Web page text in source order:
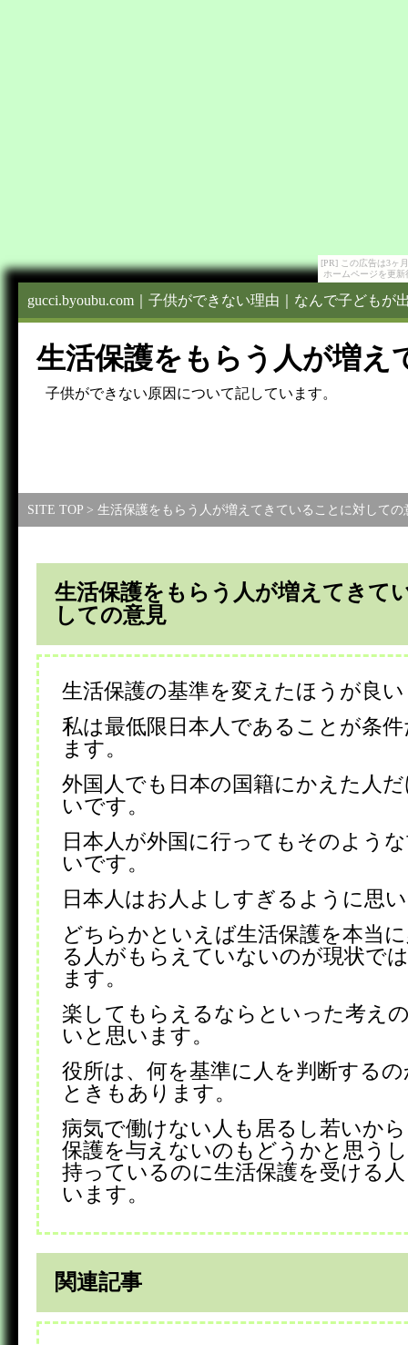
[PR] この広告は3ヶ
ホームページを更
gucci.byoubu.com｜子供ができない理由｜なんで子どもが
生活保護をもらう人が増え
子供ができない原因について記しています。
SITE TOP > 生活保護をもらう人が増えてきていることに対しての
生活保護をもらう人が増えてきて
しての意見
生活保護の基準を変えたほうが良
私は最低限日本人であることが条
ます。
外国人でも日本の国籍にかえた人
いです。
日本人が外国に行ってもそのよう
いです。
日本人はお人よしすぎるように思
どちらかといえば生活保護を本当
る人がもらえていないのが現状で
ます。
楽してもらえるならといった考え
いと思います。
役所は、何を基準に人を判断する
ときもあります。
病気で働けない人も居るし若いか
保護を与えないのもどうかと思う
持っているのに生活保護を受ける
います。
関連記事